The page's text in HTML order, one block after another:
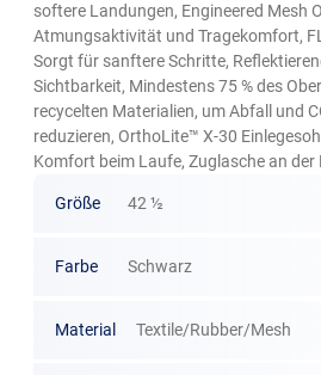
softere Landungen, Engineered Mesh
Atmungsaktivität und Tragekomfort,
Sorgt für sanftere Schritte,
Sichtbarkeit, Mindestens 75 % des
recycelten Materialien, um Abfall und
reduzieren, OrthoLite™ X-30
Komfort beim Laufe, Zuglasche an der
Größe 42 ½
Farbe Schwarz
Material Textile/Rubber/Mesh